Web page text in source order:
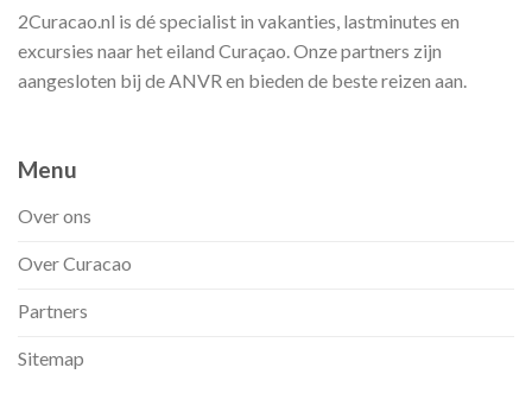
2Curacao.nl is dé specialist in vakanties, lastminutes en
excursies naar het eiland Curaçao. Onze partners zijn
aangesloten bij de ANVR en bieden de beste reizen aan.
Menu
Over ons
Over Curacao
Partners
Sitemap